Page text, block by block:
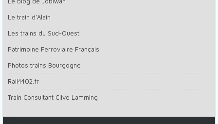
Le train d’Alain
Les trains du Sud-Ouest
Patrimoine Ferroviaire Français
Photos trains Bourgogne
Rail4402.fr
Train Consultant Clive Lamming